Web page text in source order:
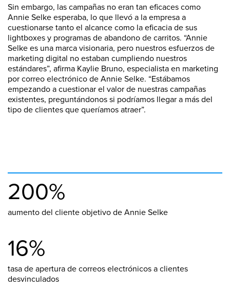
Sin embargo, las campañas no eran tan eficaces como
Annie Selke esperaba, lo que llevó a la empresa a
cuestionarse tanto el alcance como la eficacia de sus
lightboxes y programas de abandono de carritos. “Annie
Selke es una marca visionaria, pero nuestros esfuerzos de
marketing digital no estaban cumpliendo nuestros
estándares”, afirma Kaylie Bruno, especialista en marketing
por correo electrónico de Annie Selke. “Estábamos
empezando a cuestionar el valor de nuestras campañas
existentes, preguntándonos si podríamos llegar a más del
tipo de clientes que queríamos atraer”.
200%
aumento del cliente objetivo de Annie Selke
16%
tasa de apertura de correos electrónicos a clientes
desvinculados